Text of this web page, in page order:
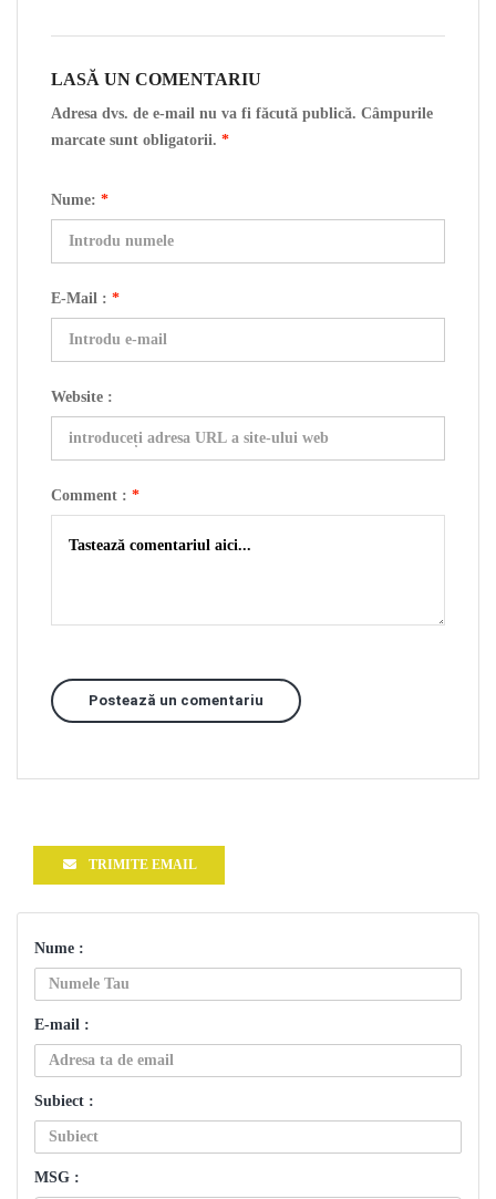
LASĂ UN COMENTARIU
Adresa dvs. de e-mail nu va fi făcută publică. Câmpurile
marcate sunt obligatorii. *
Nume: *
E-Mail : *
Website :
Comment : *
Postează un comentariu
TRIMITE EMAIL
Nume :
E-mail :
Subiect :
MSG :